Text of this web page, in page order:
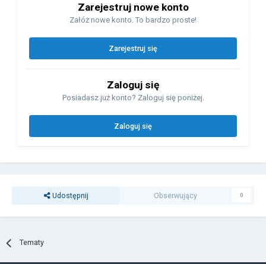
Zarejestruj nowe konto
Załóż nowe konto. To bardzo proste!
Zarejestruj się
Zaloguj się
Posiadasz już konto? Zaloguj się poniżej.
Zaloguj się
Udostępnij Obserwujący 0
Tematy